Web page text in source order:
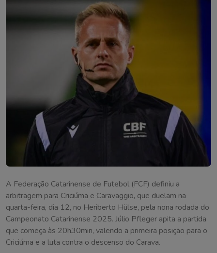
A Federação Catarinense de Futebol (FCF) definiu a
arbitragem para Criciúma e Caravaggio, que duelam na
quarta-feira, dia 12, no Heriberto Hülse, pela nona rodada do
Campeonato Catarinense 2025. Júlio Pfleger apita a partida
que começa às 20h30min, valendo a primeira posição para o
Criciúma e a luta contra o descenso do Carava.